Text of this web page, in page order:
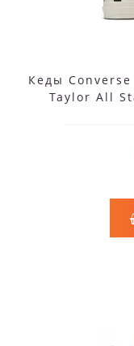
Кеды
Taylor All